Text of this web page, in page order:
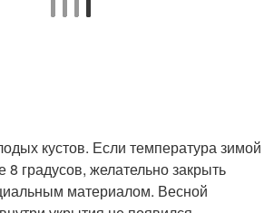
кустов. Если температура зимой
8 градусов, желательно закрыть
материалом. Весной